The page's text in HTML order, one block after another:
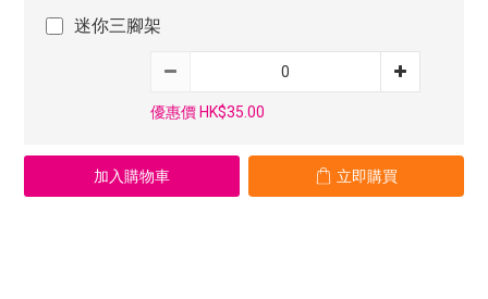
迷你三腳架
優惠價 HK$35.00
加入購物車 立即購買